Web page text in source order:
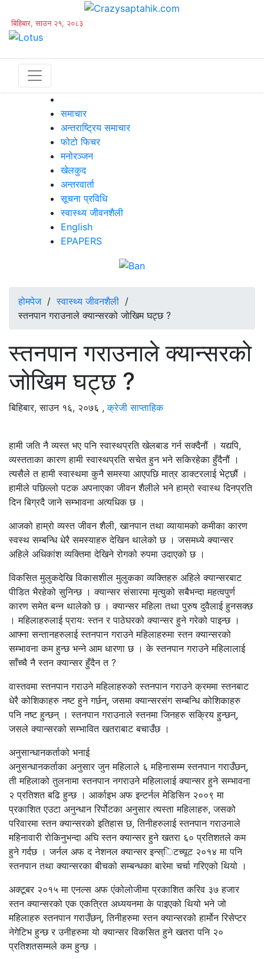
बिहिबार, साउन २१, २०८३
समाचार
अन्तराष्ट्रिय समाचार
फोटो फिचर
मनोरञ्जन
खेलकुद
अन्तरवार्ता
सूचना प्रविधि
स्वास्थ्य जीवनशैली
English
EPAPERS
होमपेज/स्वास्थ्य जीवनशैली /
स्तनपान गराउनाले क्यान्सरको जोखिम घट्छ ?
स्तनपान गराउनाले क्यान्सरको
जोखिम घट्छ ?
बिहिबार, साउन १६, २०७६ ,क्रेजी साप्ताहिक
हामी जति नै व्यस्त भए पनि स्वास्थप्रति खेलबाड गर्न सक्दैनौं । यद्यपि,
व्यस्तताका कारण हामी स्वास्थप्रति सचेत हुन भने सकिरहेका हुँदैनौं ।
त्यसैले त हामी स्वास्थमा कुनै समस्या आएपछि मात्र डाक्टरलाई भेट्छौं ।
हामीले पछिल्लो पटक अपनाएका जीवन शैलीले भने हाम्रो स्वास्थ दिनप्रति
दिन बिग्रदै जाने सम्भावना अत्यधिक छ ।
आजको हाम्रो व्यस्त जीवन शैली, खानपान तथा व्यायामको कमीका कारण
स्वस्थ सम्बन्धि धेरै समस्याहरु देखिन थालेको छ । जसमध्ये क्यान्सर
अहिले अधिकांश व्यक्तिमा देखिने रोगको रुपमा उदाएको छ ।
विकसित मुलुकदेखि विकासशील मुलुकका व्यक्तिहरु अहिले क्यान्सरबाट
पीडित भैरहेको सुनिन्छ । क्यान्सर संसारमा मृत्युको सबैभन्दा महत्वपुर्ण
कारण समेत बन्न थालेको छ । क्यान्सर महिला तथा पुरुष दुवैलाई हुनसक्छ
। महिलाहरुलाई प्रायः स्तन र पाठेघरको क्यान्सर हुने गरेको पाइन्छ ।
आफ्ना सन्तानहरुलाई स्तनपान गराउने महिलाहरुमा स्तन क्यान्सरको
सम्भावना कम हुन्छ भन्ने आम धारणा छ । के स्तनपान गराउने महिलालाई
साँच्चै नै स्तन क्यान्सर हुँदैन त ?
वास्तवमा स्तनपान गराउने महिलाहरुको स्तनपान गराउने क्रममा स्तनबाट
धेरै कोशिकाहरु नष्ट हुने गर्छन्, जसमा क्यान्सरसंग सम्बन्धि कोशिकाहरु
पनि नष्ट हुन्छन् । स्तनपान गराउनाले स्तनमा जिनहरु सक्रिय हुन्छन्,
जसले क्यान्सरको सम्भावित खतराबाट बचाउँछ ।
अनुसान्धानकर्ताको भनाई
अनुसन्धानकर्ताका अनुसार जुन महिलाले ६ महिनासम्म स्तनपान गराउँछन्,
ती महिलाको तुलनामा स्तनपान नगराउने महिलालाई क्यान्सर हुने सम्भावना
२ प्रतिशत बढि हुन्छ । आर्काइभ अफ इन्टर्नल मेडिसिन २००९ मा
प्रकाशित एउटा अनुन्धान रिर्पोटका अनुसार त्यस्ता महिलाहरु, जसको
परिवारमा स्तन क्यान्सरको इतिहास छ, तिनीहरुलाई स्तनपान गराउनाले
महिनावारी रोकिनुभन्दा अघि स्तन क्यान्सर हुने खतरा ६० प्रतिशतले कम
हुने गर्दछ । जर्नल अफ द नेशनल क्यान्सर इन्स्िटच्यूट २०१४ मा पनि
स्तनपान तथा क्यान्सरका बीचको सम्बन्धका बारेमा चर्चा गरिएको थियो ।
अक्टूबर २०१५ मा एनल्स अफ एंकोलोजीमा प्रकाशित करिव ३७ हजार
स्तन क्यान्सरको एक एकत्रित अध्ययनमा के पाइएको थियो भने जो
महिलाहरु स्तनपान गराउँछन्, तिनीहरुमा स्तन क्यान्सरको हार्मोन रिसेप्टर
नेगेटिभ हुन्छ र उनीहरुमा यो क्यान्सर विकसित हुने खतरा पनि २०
प्रतिशतसम्मले कम हुन्छ ।